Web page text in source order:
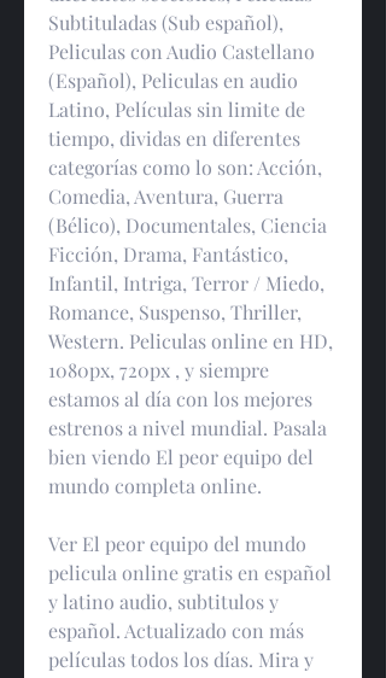
Subtituladas (Sub español),
Peliculas con Audio Castellano
(Español), Peliculas en audio
Latino, Películas sin limite de
tiempo, dividas en diferentes
categorías como lo son: Acción,
Comedia, Aventura, Guerra
(Bélico), Documentales, Ciencia
Ficción, Drama, Fantástico,
Infantil, Intriga, Terror / Miedo,
Romance, Suspenso, Thriller,
Western. Peliculas online en HD,
1080px, 720px , y siempre
estamos al día con los mejores
estrenos a nivel mundial. Pasala
bien viendo El peor equipo del
mundo completa online.
Ver El peor equipo del mundo
pelicula online gratis en español
y latino audio, subtitulos y
español. Actualizado con más
películas todos los días. Mira y